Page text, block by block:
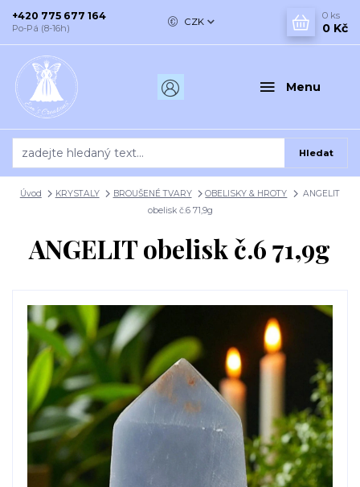
Menu
CZK
Hledat
+420 775 677 164
Po-Pá (8-16h)
0 ks
0 Kč
Úvod KRYSTALY BROUŠENÉ TVARY OBELISKY & HROTY
ANGELIT
obelisk č.6 71,9g
ANGELIT obelisk č.6 71,9g